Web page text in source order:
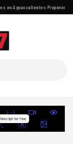
en Aguascalientes·Proponen